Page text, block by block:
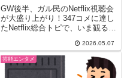
よ」「九条の大罪」「愚か
者の身分」絶賛&物議
GW後半、ガル民のNetflix視聴会
が大盛り上がり！347コメに達し
たNetflix総合トピで、いま観るべ
2026.05.07
芸能エンタメ